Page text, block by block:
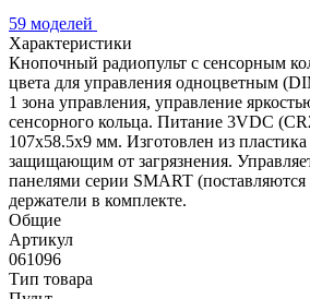
59 моделей
Характеристики
Кнопочный радиопульт с сенсорным
цвета для управления одноцветным
1 зона управления, управление
сенсорного кольца. Питание 3VDC
107x58.5x9 мм. Изготовлен из
защищающим от загрязнения.
панелями серии SMART
держатели в комплекте.
Общие
Артикул
061096
Тип товара